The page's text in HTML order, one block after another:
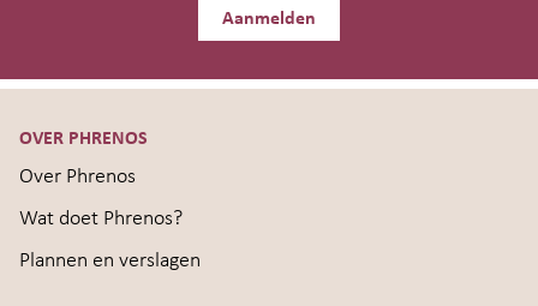
Aanmelden
OVER PHRENOS
Over Phrenos
Wat doet Phrenos?
Plannen en verslagen